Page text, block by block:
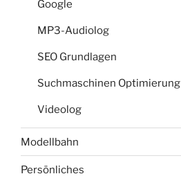
Google
MP3-Audiolog
SEO Grundlagen
Suchmaschinen Optimierung
Videolog
Modellbahn
Persönliches